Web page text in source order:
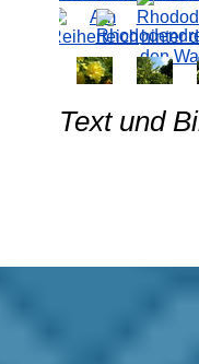
Text und